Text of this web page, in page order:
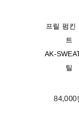
프릴 펌킨
트
AK-
틸
84,000